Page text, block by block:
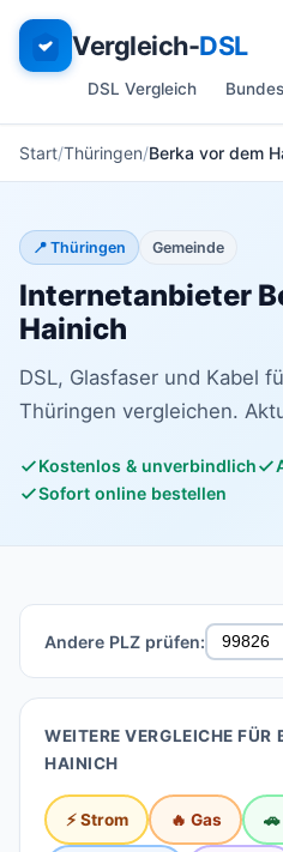
Vergleich-DSL
DSL Vergleich
Start Thüringen Berka vor dem
📍 Thüringen Gemeinde
Internetanbieter
Hainich
DSL, Glasfaser und Kabel
Thüringen vergleichen.
Kostenlos & unverbindlich
Sofort online bestellen
Andere PLZ prüfen:
WEITERE VERGLEICHE FÜR
HAINICH
⚡ Strom 🔥 Gas 🚗